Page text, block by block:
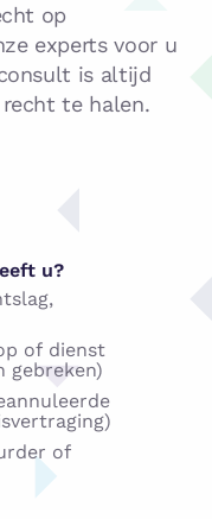
op
experts voor u
is altijd
te halen.
u?
of dienst
gebreken)
of